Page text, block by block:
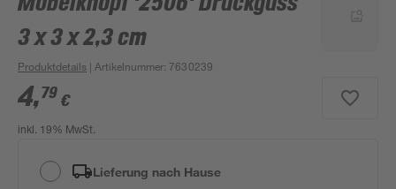
3 x 3 x 2,3 cm
Produktdetails | Artikelnummer: 7630239
4,79 €
inkl. 19% MwSt.
Lieferung nach Hause